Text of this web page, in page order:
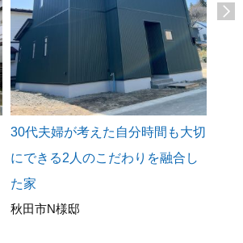
30代夫婦が考えた自分時間も大切
にできる2人のこだわりを融合し
た家
秋田市N様邸